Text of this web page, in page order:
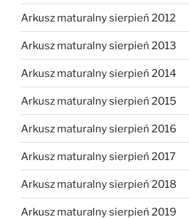
Arkusz maturalny sierpień 2012
Arkusz maturalny sierpień 2013
Arkusz maturalny sierpień 2014
Arkusz maturalny sierpień 2015
Arkusz maturalny sierpień 2016
Arkusz maturalny sierpień 2017
Arkusz maturalny sierpień 2018
Arkusz maturalny sierpień 2019